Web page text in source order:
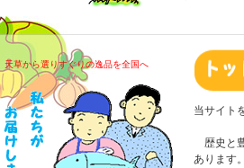
天草から選りすぐりの逸品を全国へ
当サイト
歴史と
あります